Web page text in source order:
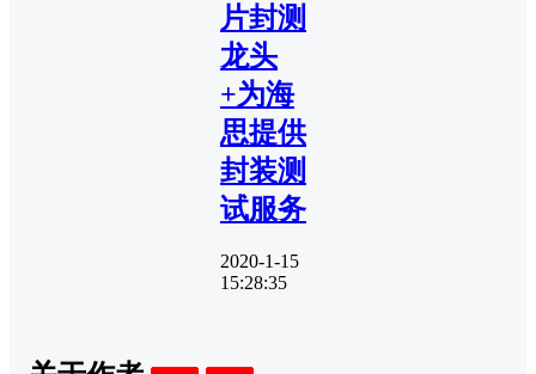
片封测
龙头
+为海
思提供
封装测
试服务
2020-1-15
15:28:35